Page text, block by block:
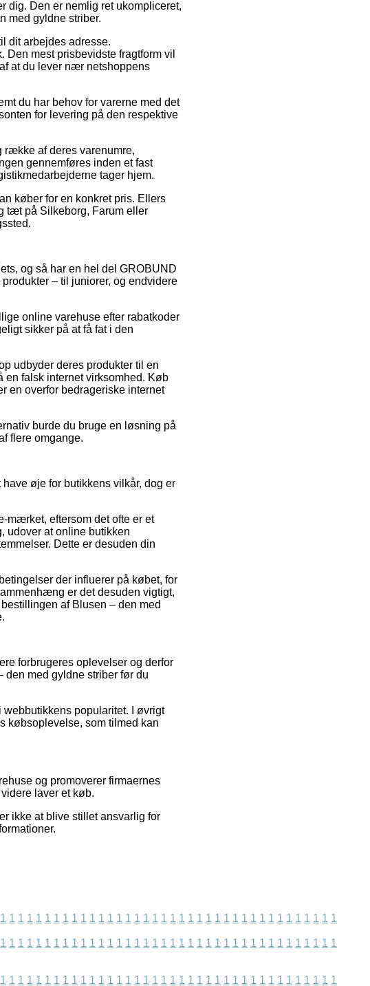
dig. Den er nemlig ret ukompliceret,
med gyldne striber.
dit arbejdes adresse.
mest prisbevidste fragtform vil
at du lever nær netshoppens
du har behov for varerne med det
for levering på den respektive
række af deres varenumre,
gennemføres inden et fast
tager hjem.
køber for en konkret pris. Ellers
tæt på Silkeborg, Farum eller
og så har en hel del GROBUND
– til juniorer, og endvidere
online varehuse efter rabatkoder
sikker på at få fat i den
udbyder deres produkter til en
falsk internet virksomhed. Køb
en overfor bedrageriske internet
burde du bruge en løsning på
flere omgange.
øje for butikkens vilkår, dog er
mærket, eftersom det ofte er et
udover at online butikken
Dette er desuden din
der influerer på købet, for
er det desuden vigtigt,
af Blusen – den med
forbrugeres oplevelser og derfor
den med gyldne striber før du
popularitet. I øvrigt
købsoplevelse, som tilmed kan
og promoverer firmaernes
laver et køb.
ikke at blive stillet ansvarlig for
1 1 1 1 1 1 1 1 1 1 1 1 1 1 1 1 1 1 1 1 1 1 1 1 1 1 1 1 1 1 1 1 1 1 1 1 1 1
1 1 1 1 1 1 1 1 1 1 1 1 1 1 1 1 1 1 1 1 1 1 1 1 1 1 1 1 1 1 1 1 1 1 1 1 1 1
1 1 1 1 1 1 1 1 1 1 1 1 1 1 1 1 1 1 1 1 1 1 1 1 1 1 1 1 1 1 1 1 1 1 1 1 1 1